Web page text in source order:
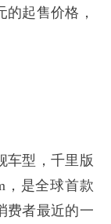
起售价格，
车型，千里版
，是全球首款
费者最近的一